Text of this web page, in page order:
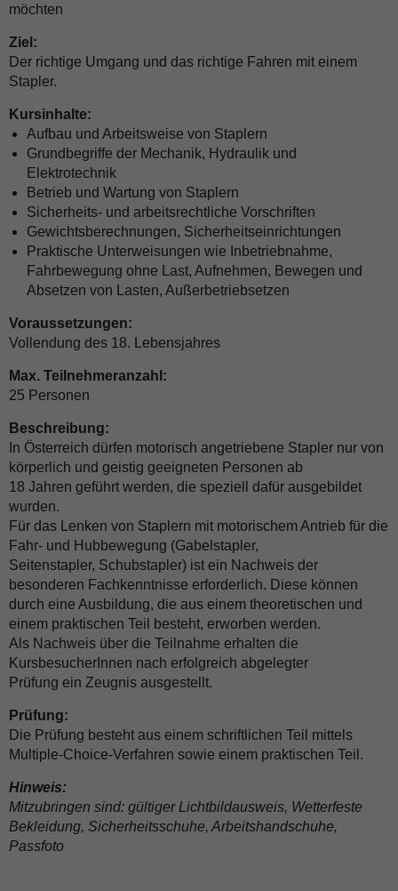
möchten
Ziel:
Der richtige Umgang und das richtige Fahren mit einem
Stapler.
Kursinhalte:
Aufbau und Arbeitsweise von Staplern
Grundbegriffe der Mechanik, Hydraulik und
Elektrotechnik
Betrieb und Wartung von Staplern
Sicherheits- und arbeitsrechtliche Vorschriften
Gewichtsberechnungen, Sicherheitseinrichtungen
Praktische Unterweisungen wie Inbetriebnahme,
Fahrbewegung ohne Last, Aufnehmen, Bewegen und
Absetzen von Lasten, Außerbetriebsetzen
Voraussetzungen:
Vollendung des 18. Lebensjahres
Max. Teilnehmeranzahl:
25 Personen
Beschreibung:
In Österreich dürfen motorisch angetriebene Stapler nur von
körperlich und geistig geeigneten Personen ab
18 Jahren geführt werden, die speziell dafür ausgebildet
wurden.
Für das Lenken von Staplern mit motorischem Antrieb für die
Fahr- und Hubbewegung (Gabelstapler,
Seitenstapler, Schubstapler) ist ein Nachweis der
besonderen Fachkenntnisse erforderlich. Diese können
durch eine Ausbildung, die aus einem theoretischen und
einem praktischen Teil besteht, erworben werden.
Als Nachweis über die Teilnahme erhalten die
KursbesucherInnen nach erfolgreich abgelegter
Prüfung ein Zeugnis ausgestellt.
Prüfung:
Die Prüfung besteht aus einem schriftlichen Teil mittels
Multiple-Choice-Verfahren sowie einem praktischen Teil.
Hinweis:
Mitzubringen sind: gültiger Lichtbildausweis, Wetterfeste
Bekleidung, Sicherheitsschuhe, Arbeitshandschuhe,
Passfoto